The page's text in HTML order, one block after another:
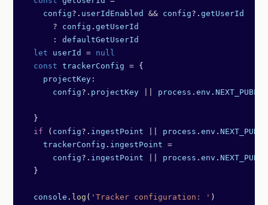
    config
?. userIdEnabled && config?. getUserId
      ?
config . getUserId
      :
defaultGetUserId
  let
userId = null
  const
trackerConfig = {
    projectKey:
      config
?. projectKey process . env .
  }
  if
( config?. ingestPoint process . env .
    trackerConfig
. ingestPoint =
      config
?. ingestPoint process . env .
  }
  console
. log ( 'Tracker configuration: ' )